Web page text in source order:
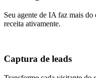
Seu agente de IA faz mais
receita ativamente.
Captura de leads